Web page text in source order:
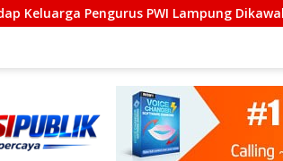
Dikawal Legislator dan Jurnalis